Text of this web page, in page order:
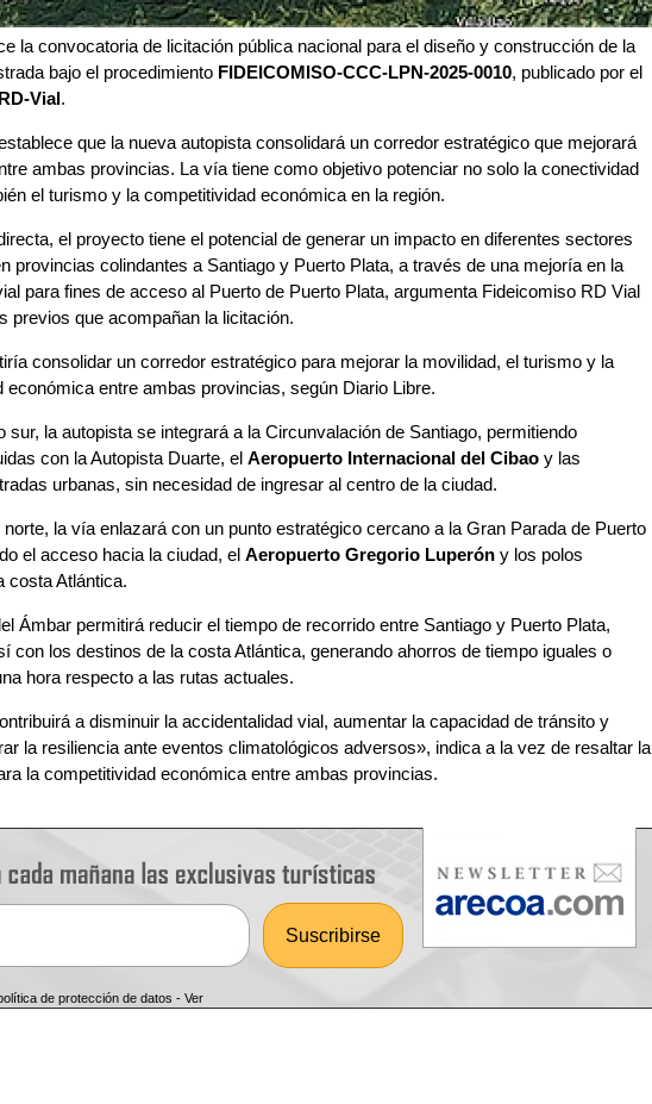
la convocatoria de licitación pública nacional para el diseño y construcción de la
bajo el procedimientoFIDEICOMISO-CCC-LPN-2025-0010, publicado por el
Vial.
que la nueva autopista consolidará un corredor estratégico que mejorará
ambas provincias. La vía tiene como objetivo potenciar no solo la conectividad
el turismo y la competitividad económica en la región.
el proyecto tiene el potencial de generar un impacto en diferentes sectores
provincias colindantes a Santiago y Puerto Plata, a través de una mejoría en la
para fines de acceso al Puerto de Puerto Plata, argumenta Fideicomiso RD Vial
previos que acompañan la licitación.
consolidar un corredor estratégico para mejorar la movilidad, el turismo y la
económica entre ambas provincias, según Diario Libre.
sur, la autopista se integrará a la Circunvalación de Santiago, permitiendo
con la Autopista Duarte, el Aeropuerto Internacional del Cibaoy las
urbanas, sin necesidad de ingresar al centro de la ciudad.
la vía enlazará con un punto estratégico cercano a la Gran Parada de Puerto
el acceso hacia la ciudad, el Aeropuerto Gregorio Luperóny los polos
costa Atlántica.
Ámbar permitirá reducir el tiempo de recorrido entre Santiago y Puerto Plata,
con los destinos de la costa Atlántica, generando ahorros de tiempo iguales o
hora respecto a las rutas actuales.
a disminuir la accidentalidad vial, aumentar la capacidad de tránsito y
la resiliencia ante eventos climatológicos adversos», indica a la vez de resaltar la
la competitividad económica entre ambas provincias.
de protección de datos -Ver